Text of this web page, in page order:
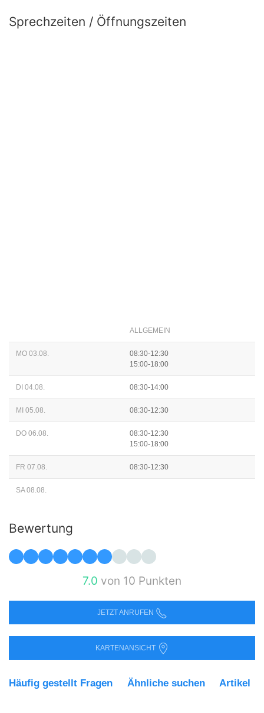
Sprechzeiten / Öffnungszeiten
ALLGEMEIN
MO 03.08.
08:30-12:30
15:00-18:00
DI 04.08. 08:30-14:00
MI 05.08. 08:30-12:30
DO 06.08.
08:30-12:30
15:00-18:00
FR 07.08. 08:30-12:30
SA 08.08.
Bewertung
7.0 von 10 Punkten
JETZT ANRUFEN
KARTENANSICHT
Häufig gestellt Fragen Ähnliche suchen Artikel